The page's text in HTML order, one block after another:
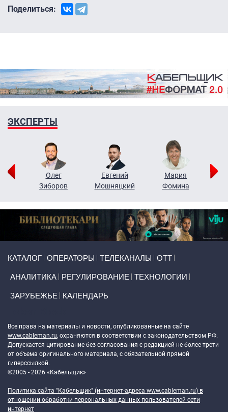
Поделиться:
ЭКСПЕРТЫ
Олег
Зиборов
Евгений
Мошняцкий
Мария
Фомина
КАТАЛОГ ОПЕРАТОРЫ ТЕЛЕКАНАЛЫ ОТТ
АНАЛИТИКА РЕГУЛИРОВАНИЕ ТЕХНОЛОГИИ
ЗАРУБЕЖЬЕ КАЛЕНДАРЬ
Все права на материалы и новости, опубликованные на сайте
www.cableman.ru, охраняются в соответствии с законодательством РФ.
Допускается цитирование без согласования с редакцией не более трети
от объема оригинального материала, с обязательной прямой
гиперссылкой.
©2005 - 2026 «Кабельщик»
Политика сайта "Кабельщик" (интернет-адреса www.cableman.ru) в
отношении обработки персональных данных пользователей сети
интернет